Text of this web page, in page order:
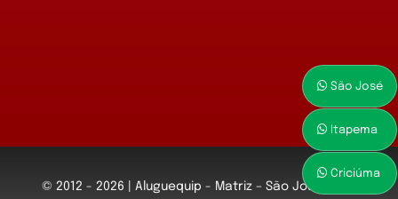
© 2012 - 2026 | Aluguequip - Matriz – São José • Rua
São José
Itapema
Criciúma